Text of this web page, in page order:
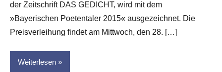
der Zeitschrift DAS GEDICHT, wird mit dem
»Bayerischen Poetentaler 2015« ausgezeichnet. Die
Preisverleihung findet am Mittwoch, den 28. […]
Weiterlesen